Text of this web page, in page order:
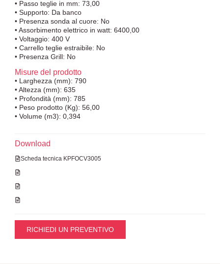
• Passo teglie in mm: 73,00
• Supporto: Da banco
• Presenza sonda al cuore: No
• Assorbimento elettrico in watt: 6400,00
• Voltaggio: 400 V
• Carrello teglie estraibile: No
• Presenza Grill: No
• Larghezza (mm): 790
• Altezza (mm): 635
• Profondità (mm): 785
• Peso prodotto (Kg): 56,00
• Volume (m3): 0,394
Misure del prodotto
Download
Scheda tecnica KPFOCV3005
RICHIEDI UN PREVENTIVO